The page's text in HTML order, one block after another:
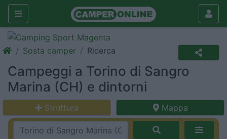
Sosta camper Ricerca
Campeggi a Torino di Sangro
Marina (CH) e dintorni
Struttura Mappa